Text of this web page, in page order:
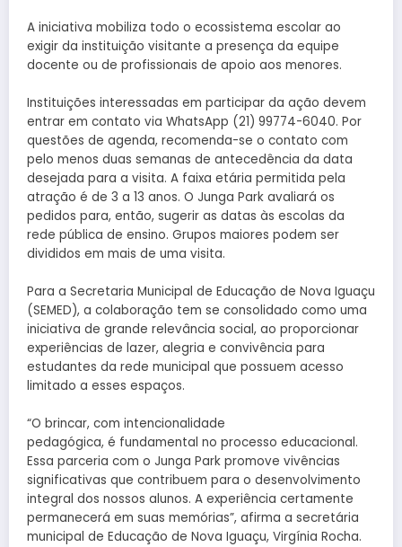
A iniciativa mobiliza todo o ecossistema escolar ao
exigir da instituição visitante a presença da equipe
docente ou de profissionais de apoio aos menores.
Instituições interessadas em participar da ação devem
entrar em contato via WhatsApp (21) 99774-6040. Por
questões de agenda, recomenda-se o contato com
pelo menos duas semanas de antecedência da data
desejada para a visita. A faixa etária permitida pela
atração é de 3 a 13 anos. O Junga Park avaliará os
pedidos para, então, sugerir as datas às escolas da
rede pública de ensino. Grupos maiores podem ser
divididos em mais de uma visita.
Para a Secretaria Municipal de Educação de Nova Iguaçu
(SEMED), a colaboração tem se consolidado como uma
iniciativa de grande relevância social, ao proporcionar
experiências de lazer, alegria e convivência para
estudantes da rede municipal que possuem acesso
limitado a esses espaços.
“O brincar, com intencionalidade
pedagógica, é fundamental no processo educacional.
Essa parceria com o Junga Park promove vivências
significativas que contribuem para o desenvolvimento
integral dos nossos alunos. A experiência certamente
permanecerá em suas memórias”, afirma a secretária
municipal de Educação de Nova Iguaçu, Virgínia Rocha.